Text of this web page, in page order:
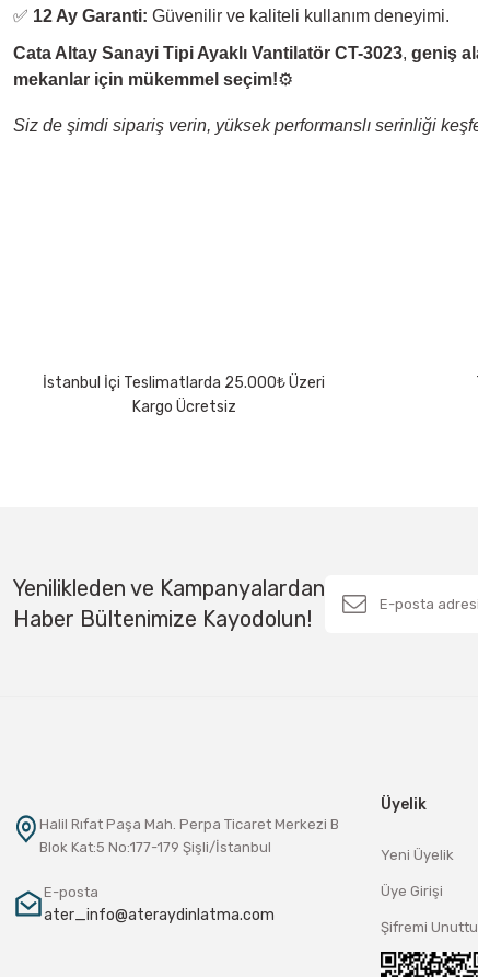
✅ 12 Ay Garanti: Güvenilir ve kaliteli kullanım deneyimi.
Cata Altay Sanayi Tipi Ayaklı Vantilatör CT-3023, geniş
mekanlar için mükemmel seçim!⚙️
Siz de şimdi sipariş verin, yüksek performanslı serinliği
Bu ürüne benzer farklı alternatifler olmalı.
İstanbul İçi Teslimatlarda 25.000₺ Üzeri
Kargo Ücretsiz
Yenilikleden ve Kampanyalardan
Haber Bültenimize Kayodolun!
Halil Rıfat Paşa Mah. Perpa Ticaret Merkezi B
Blok Kat:5 No:177-179 Şişli/İstanbul
E-posta
ater_info@ateraydinlatma.com
Üyelik
Yeni Üyelik
Üye Girişi
Şifremi